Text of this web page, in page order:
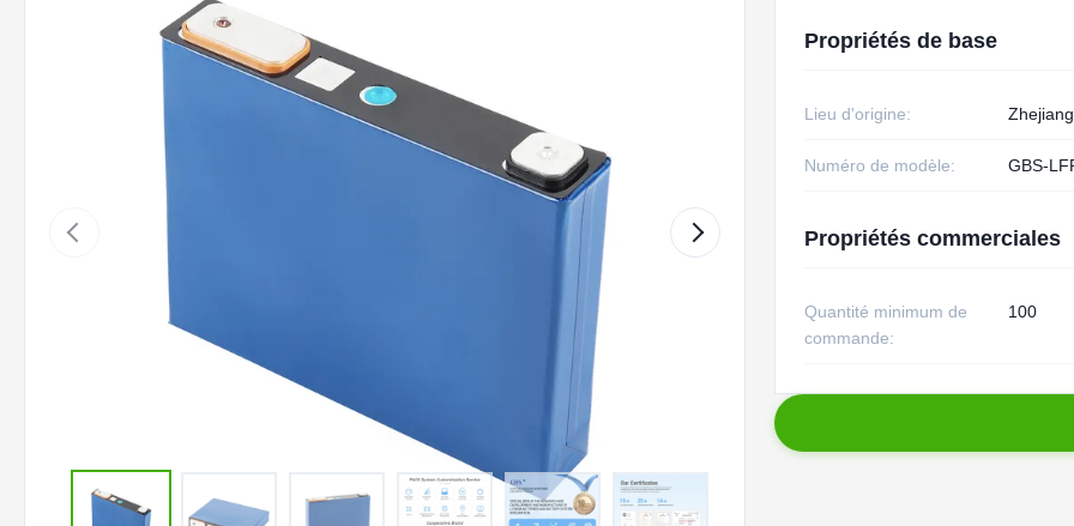
Propriétés de base
Lieu d'origine:
Numéro de modèle: GBS-
Propriétés commerciales
Quantité minimum de
commande:
100